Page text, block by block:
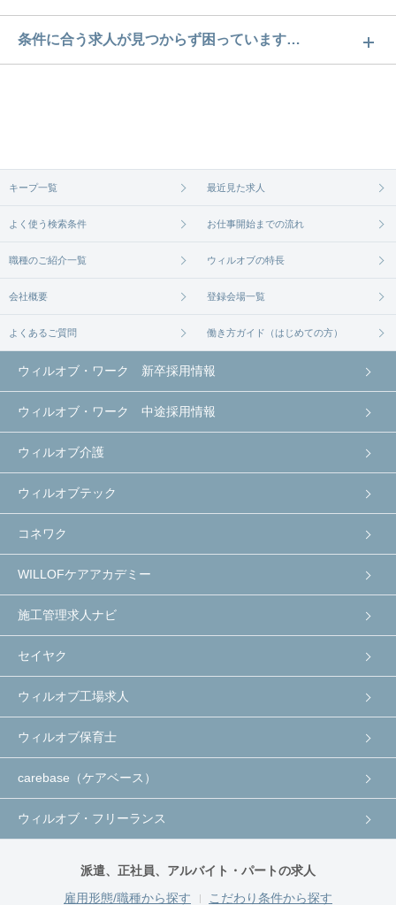
兵庫の残業なし求人数は1件です。どのような求人が
あるかぜひチェックしてみてください。
条件に合う求人が見つからず困っています…
無料相談の登録はコチラから
キープ一覧 最近見た求人
よく使う検索条件 お仕事開始までの流れ
職種のご紹介一覧 ウィルオブの特長
会社概要 登録会場一覧
よくあるご質問 働き方ガイド（はじめての方）
ウィルオブ・ワーク 新卒採用情報
ウィルオブ・ワーク 中途採用情報
ウィルオブ介護
ウィルオブテック
コネワク
WILLOFケアアカデミー
施工管理求人ナビ
セイヤク
ウィルオブ工場求人
ウィルオブ保育士
carebase（ケアベース）
ウィルオブ・フリーランス
派遣、正社員、アルバイト・パートの求人
雇用形態/職種から探す
こだわり条件から探す